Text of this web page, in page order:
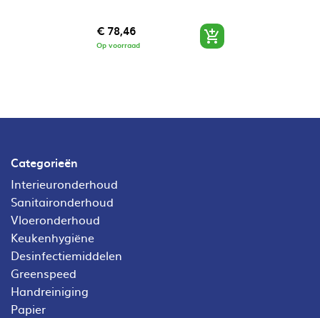
Prijs
€ 78,46
Op voorraad 
Categorieën
Interieuronderhoud
Sanitaironderhoud
Vloeronderhoud
Keukenhygiëne
Desinfectiemiddelen
Greenspeed
Handreiniging
Papier